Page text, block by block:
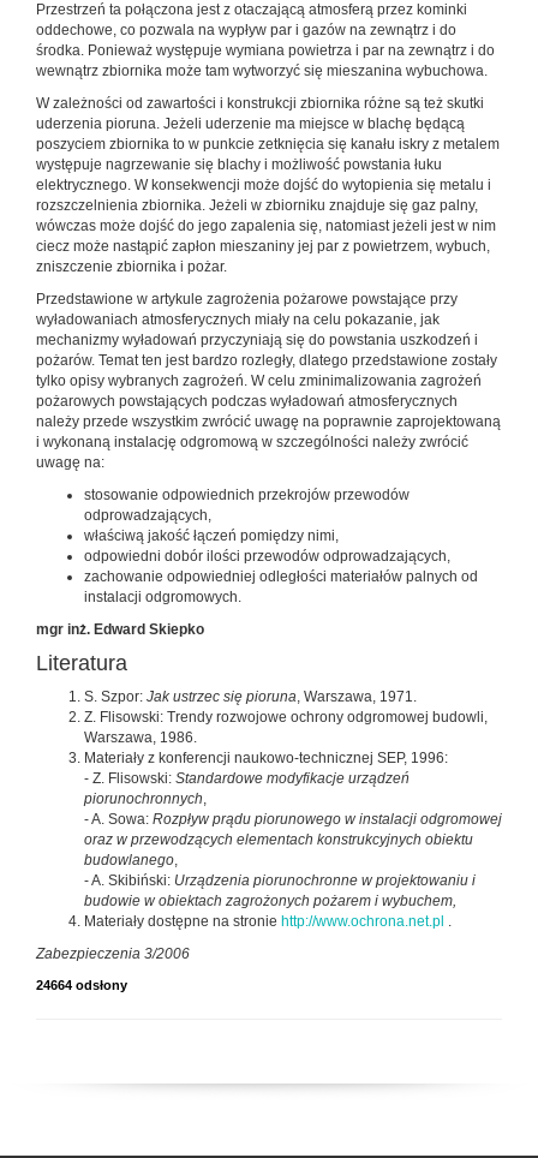
Przestrzeń ta połączona jest z otaczającą atmosferą przez kominki
oddechowe, co pozwala na wypływ par i gazów na zewnątrz i do
środka. Ponieważ występuje wymiana powietrza i par na zewnątrz i do
wewnątrz zbiornika może tam wytworzyć się mieszanina wybuchowa.
W zależności od zawartości i konstrukcji zbiornika różne są też skutki
uderzenia pioruna. Jeżeli uderzenie ma miejsce w blachę będącą
poszyciem zbiornika to w punkcie zetknięcia się kanału iskry z metalem
występuje nagrzewanie się blachy i możliwość powstania łuku
elektrycznego. W konsekwencji może dojść do wytopienia się metalu i
rozszczelnienia zbiornika. Jeżeli w zbiorniku znajduje się gaz palny,
wówczas może dojść do jego zapalenia się, natomiast jeżeli jest w nim
ciecz może nastąpić zapłon mieszaniny jej par z powietrzem, wybuch,
zniszczenie zbiornika i pożar.
Przedstawione w artykule zagrożenia pożarowe powstające przy
wyładowaniach atmosferycznych miały na celu pokazanie, jak
mechanizmy wyładowań przyczyniają się do powstania uszkodzeń i
pożarów. Temat ten jest bardzo rozległy, dlatego przedstawione zostały
tylko opisy wybranych zagrożeń. W celu zminimalizowania zagrożeń
pożarowych powstających podczas wyładowań atmosferycznych
należy przede wszystkim zwrócić uwagę na poprawnie zaprojektowaną
i wykonaną instalację odgromową w szczególności należy zwrócić
uwagę na:
stosowanie odpowiednich przekrojów przewodów
odprowadzających,
właściwą jakość łączeń pomiędzy nimi,
odpowiedni dobór ilości przewodów odprowadzających,
zachowanie odpowiedniej odległości materiałów palnych od
instalacji odgromowych.
mgr inż. Edward Skiepko
Literatura
S. Szpor: Jak ustrzec się pioruna, Warszawa, 1971.
Z. Flisowski: Trendy rozwojowe ochrony odgromowej budowli,
Warszawa, 1986.
Materiały z konferencji naukowo-technicznej SEP, 1996:
- Z. Flisowski: Standardowe modyfikacje urządzeń
piorunochronnych,
- A. Sowa: Rozpływ prądu piorunowego w instalacji odgromowej
oraz w przewodzących elementach konstrukcyjnych obiektu
budowlanego,
- A. Skibiński: Urządzenia piorunochronne w projektowaniu i
budowie w obiektach zagrożonych pożarem i wybuchem,
Materiały dostępne na stronie http://www.ochrona.net.pl .
Zabezpieczenia 3/2006
24664 odsłony